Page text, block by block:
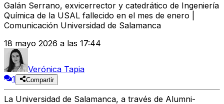
Galán Serrano, exvicerrector y catedrático de Ingeniería
Química de la USAL fallecido en el mes de enero |
Comunicación Universidad de Salamanca
18 mayo 2026 a las 17:44
Verónica Tapia
1
Compartir
La Universidad de Salamanca, a través de Alumni-